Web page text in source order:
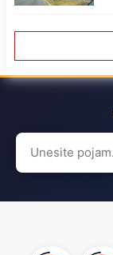
Search
for: